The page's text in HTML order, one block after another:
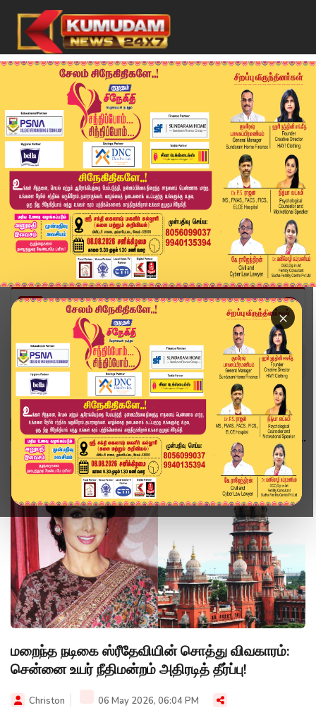
×
Home Topics
மறைந்த நடிகை ஸ்ரீதேவியின் சொத்து விவகாரம்:
சென்னை உயர் நீதிமன்றம் அதிரடித் தீர்ப்பு!
Christon 06 May 2026, 06:04 PM